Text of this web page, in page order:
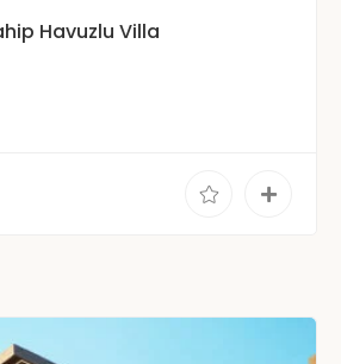
Havuzlu Villa